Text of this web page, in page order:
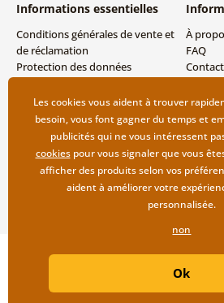
Informations essentielles
Conditions générales de vente et
de réclamation
Protection des données
Modes de livraison et de
paiement
Retour des produits
À
FAQ
Contact
Copyright ©2019 ©
| Boutique
Les cookies vous aident à trouver
besoin, vous font gagner du temps et
publicités qui ne vous intéressent
cookiespour vous signaler que vous
afficher des produits selon vos
aident à améliorer votre
personnalisée.
non
Ok